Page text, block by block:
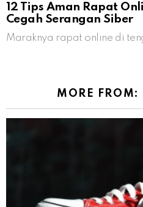
12 Tips Aman Rapat
Cegah Serangan Siber
Maraknya rapat online di
MORE FROM: